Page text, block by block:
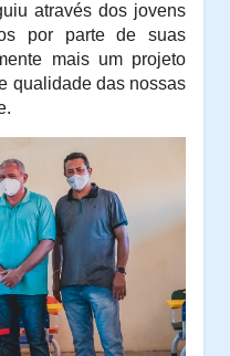
através dos jovens
por parte de suas
mais um projeto
qualidade das nossas